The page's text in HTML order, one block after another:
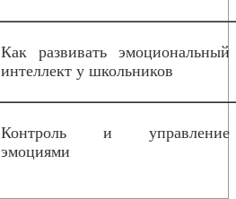
Как развивать эмоциональный
интеллект у школьников
Контроль и управление
эмоциями